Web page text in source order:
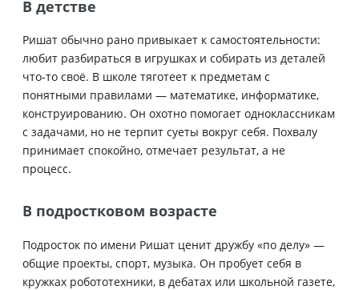
В детстве
Ришат обычно рано привыкает к самостоятельности:
любит разбираться в игрушках и собирать из деталей
что-то своё. В школе тяготеет к предметам с
понятными правилами — математике, информатике,
конструированию. Он охотно помогает одноклассникам
с задачами, но не терпит суеты вокруг себя. Похвалу
принимает спокойно, отмечает результат, а не
процесс.
В подростковом возрасте
Подросток по имени Ришат ценит дружбу «по делу» —
общие проекты, спорт, музыка. Он пробует себя в
кружках робототехники, в дебатах или школьной газете,